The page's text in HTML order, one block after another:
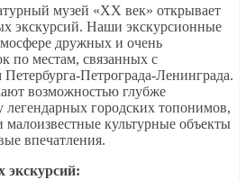
музей «ХХ век» открывает
экскурсий. Наши экскурсионные
дружных и очень
по местам, связанных с
Петрограда-Ленинграда.
возможностью глубже
легендарных городских топонимов,
малоизвестные культурные объекты
впечатления.
экскурсий: